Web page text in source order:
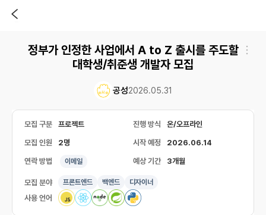
정부가 인정한 사업에서 A to Z 출시를 주도할
대학생/취준생 개발자 모집
공성2026.05.31
모집 구분 프로젝트 진행 방식 온/오프라인
모집 인원 2명 시작 예정 2026.06.14
연락 방법 이메일 예상 기간 3개월
모집 분야 프론트엔드 백엔드 디자이너
사용 언어